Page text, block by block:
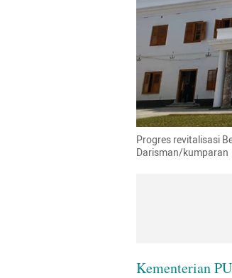
Progres revitalisasi
Darisman/kumparan
Kementerian